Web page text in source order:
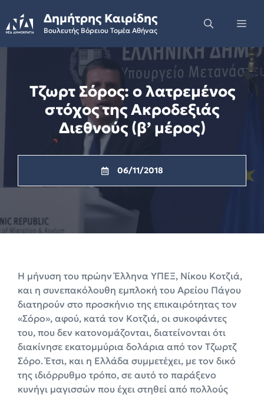
to
content
Δημήτρης Καιρίδης
Βουλευτής Βόρειου Τομέα Αθήνας
Τζωρτ Σόρος: ο λατρεμένος
στόχος της Ακροδεξιάς
Διεθνούς (β’ μέρος)
06/11/2018
Η μήνυση του πρώην Έλληνα ΥΠΕΞ, Νίκου Κοτζιά,
και η συνεπακόλουθη εμπλοκή του Αρείου Πάγου
διατηρούν στο προσκήνιο της επικαιρότητας τον
«Σόρο», αφού, κατά τον Κοτζιά, οι συκοφάντες
του, που δεν κατονομάζονται, διατείνονται ότι
διακίνησε εκατομμύρια δολάρια από τον Τζωρτζ
Σόρο. Έτσι, και η Ελλάδα συμμετέχει, με τον δικό
της ιδιόρρυθμο τρόπο, σε αυτό το παράξενο
κυνήγι μαγισσών που έχει στηθεί από πολλούς